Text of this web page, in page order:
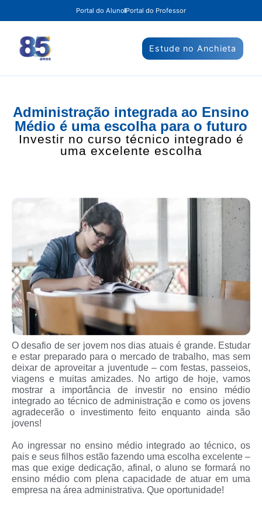
Portal do Aluno Portal do Professor
Estude no Anchieta
Administração integrada ao Ensino
Médio é uma escolha para o futuro
Investir no curso técnico integrado é
uma excelente escolha
O desafio de ser jovem nos dias atuais é grande. Estudar
e estar preparado para o mercado de trabalho, mas sem
deixar de aproveitar a juventude – com festas, passeios,
viagens e muitas amizades. No artigo de hoje, vamos
mostrar a importância de investir no ensino médio
integrado ao técnico de administração e como os jovens
agradecerão o investimento feito enquanto ainda são
jovens!
Ao ingressar no ensino médio integrado ao técnico, os
pais e seus filhos estão fazendo uma escolha excelente –
mas que exige dedicação, afinal, o aluno se formará no
ensino médio com plena capacidade de atuar em uma
empresa na área administrativa. Que oportunidade!